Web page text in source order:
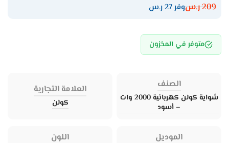
209ر.سوفر 27 ر.س
متوفر في المخزون
الصنف
شواية كولن كهربائية 2000 وات
– أسود
العلامة التجارية
كولن
الموديل اللون